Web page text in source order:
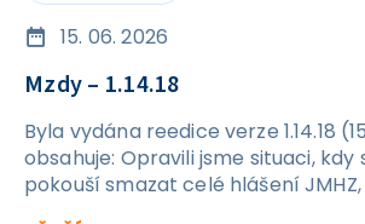
15. 06. 2026
Mzdy – 1.14.18
Byla vydána reedice verze 1.14.18
obsahuje: Opravili jsme situaci, kdy
pokouší smazat celé hlášení